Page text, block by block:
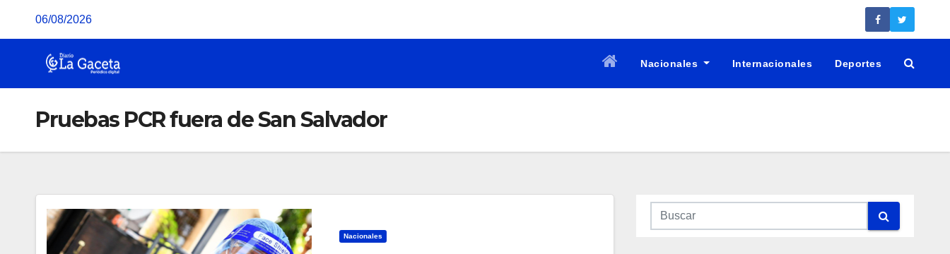
06/08/2026
Nacionales Internacionales Deportes
Pruebas PCR fuera de San Salvador
Nacionales